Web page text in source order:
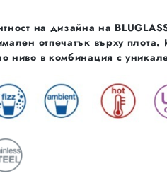
на дизайна на
отпечатък върху
ниво в комбинация с